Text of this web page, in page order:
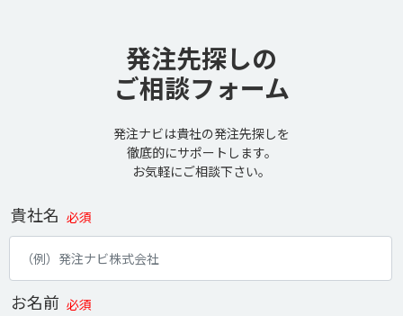
発注先探しの
ご相談フォーム
発注ナビは貴社の発注先探しを
徹底的にサポートします。
お気軽にご相談下さい。
貴社名 必須
お名前 必須